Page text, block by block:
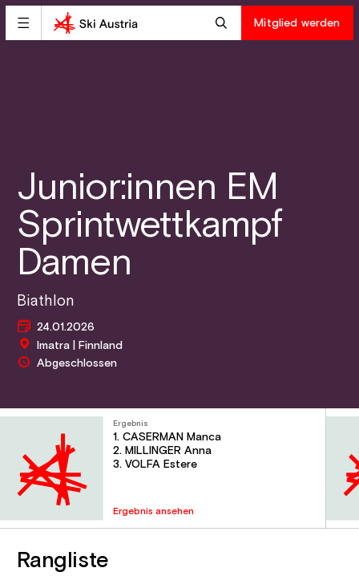
Mitglied werden
Junior:innen EM
Sprintwettkampf
Damen
Biathlon
24.01.2026
Imatra | Finnland
Abgeschlossen
Ergebnis
1. CASERMAN Manca
2. MILLINGER Anna
3. VOLFA Estere
Ergebnis ansehen
Rangliste